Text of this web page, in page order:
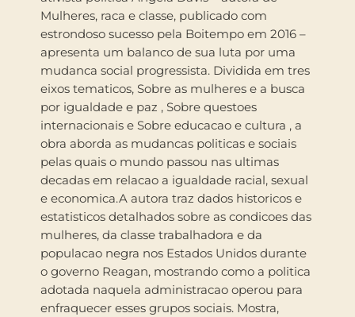
Mulheres, raca e classe, publicado com
estrondoso sucesso pela Boitempo em 2016 –
apresenta um balanco de sua luta por uma
mudanca social progressista. Dividida em tres
eixos tematicos, Sobre as mulheres e a busca
por igualdade e paz , Sobre questoes
internacionais e Sobre educacao e cultura , a
obra aborda as mudancas politicas e sociais
pelas quais o mundo passou nas ultimas
decadas em relacao a igualdade racial, sexual
e economica.A autora traz dados historicos e
estatisticos detalhados sobre as condicoes das
mulheres, da classe trabalhadora e da
populacao negra nos Estados Unidos durante
o governo Reagan, mostrando como a politica
adotada naquela administracao operou para
enfraquecer esses grupos sociais. Mostra,